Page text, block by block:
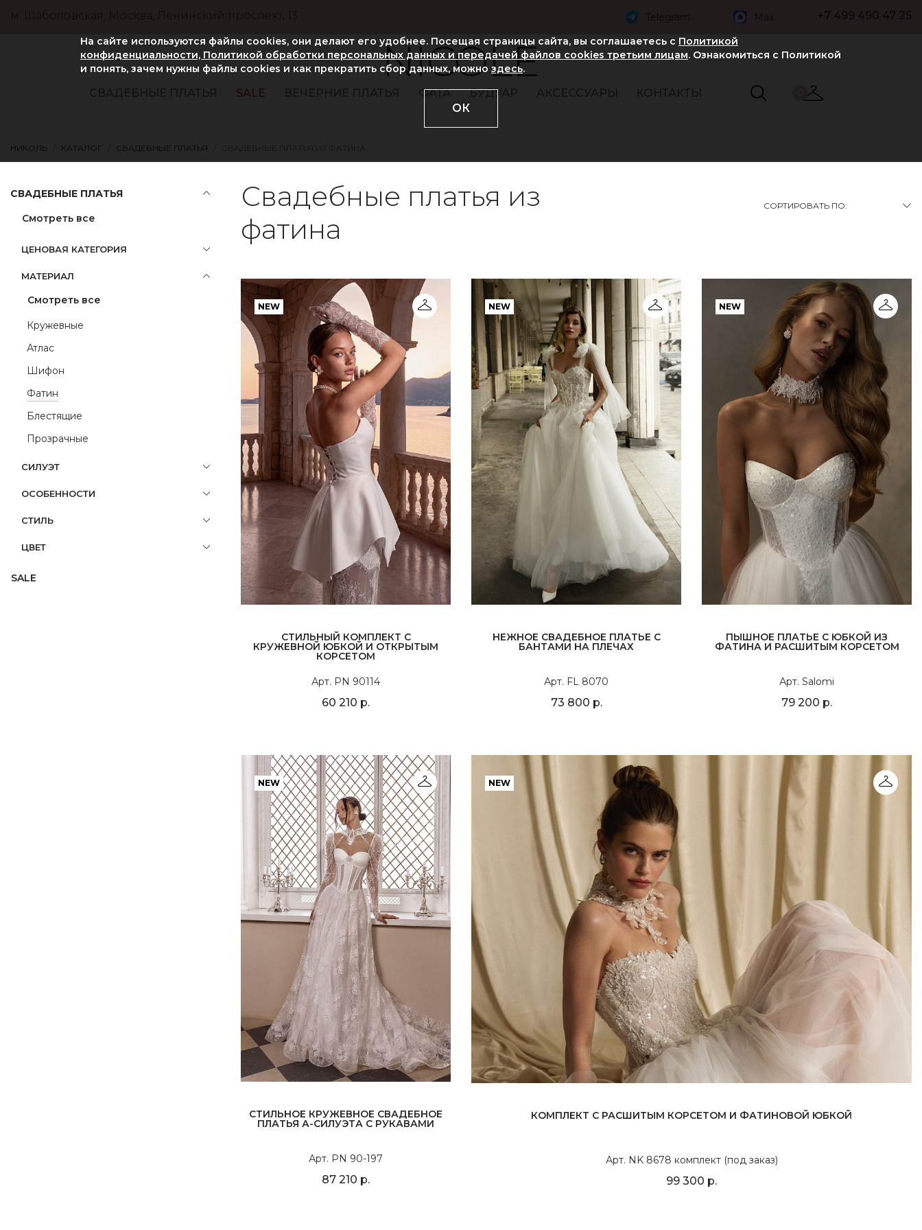
м. Шаболовская, Москва, Ленинский проспект, 13 Telegram Max +7 499 490 47 25
NICOLE
СВАДЕБНЫЕ ПЛАТЬЯ SALE ВЕЧЕРНИЕ ПЛАТЬЯ ФАТА БУДУАР АКСЕССУАРЫ КОНТАКТЫ
НИКОЛЬ КАТАЛОГ СВАДЕБНЫЕ ПЛАТЬЯ
СВАДЕБНЫЕ ПЛАТЬЯ
Смотреть все
ЦЕНОВАЯ КАТЕГОРИЯ
МАТЕРИАЛ
Смотреть все
Кружевные
Атлас
Шифон
Фатин
Блестящие
Прозрачные
СИЛУЭТ
ОСОБЕННОСТИ
СТИЛЬ
ЦВЕТ
SALE
Свадебные платья из
фатина
СОРТИРОВАТЬ ПО:
NEW
СТИЛЬНЫЙ КОМПЛЕКТ С
КРУЖЕВНОЙ ЮБКОЙ И ОТКРЫТЫМ
КОРСЕТОМ
Арт. PN 90114
60 210 р.
NEW
НЕЖНОЕ СВАДЕБНОЕ ПЛАТЬЕ С
БАНТАМИ НА ПЛЕЧАХ
Арт. FL 8070
73 800 р.
NEW
ПЫШНОЕ ПЛАТЬЕ С ЮБКОЙ ИЗ
ФАТИНА И РАСШИТЫМ КОРСЕТОМ
Арт. Salomi
79 200 р.
NEW
СТИЛЬНОЕ КРУЖЕВНОЕ СВАДЕБНОЕ
ПЛАТЬЯ А-СИЛУЭТА С РУКАВАМИ
Арт. PN 90-197
87 210 р.
NEW
КОМПЛЕКТ С РАСШИТЫМ КОРСЕТОМ И ФАТИНОВОЙ ЮБКОЙ
Арт. NK 8678 комплект (под заказ)
99 300 р.
На сайте используются файлы cookies, они делают его удобнее. Посещая страницы сайта, вы соглашаетесь с Политикой
конфиденциальности, Политикой обработки персональных данных и передачей файлов cookies третьим лицам. Ознакомиться с Политикой
и понять, зачем нужны файлы сookies и как прекратить сбор данных, можно здесь.
ОК